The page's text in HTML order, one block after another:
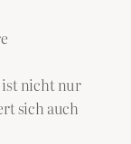
ist nicht nur
sich auch